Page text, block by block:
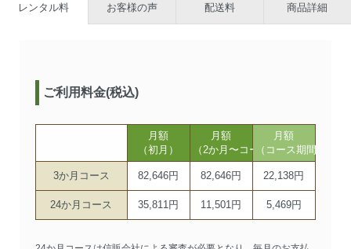
レンタル料 お客様の声 配送料 商品詳細
ご利用料金(税込)
月額
（初月）
月額
（2か月〜コース期間まで）
月額
（コース期間以降）
3か月コース 82,646円 82,646円 22,138円
24か月コース 35,811円 11,501円 5,469円